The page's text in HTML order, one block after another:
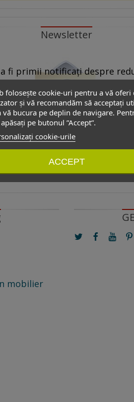
folosește cookie-uri pentru a vă oferi
și vă recomandăm să acceptați
bucura pe deplin de navigare.
pe butonul ”Accept”.
cookie-urile
ACCEPT
Newsletter
fi primii notificați despre
este suficient să dați ”click” pe
”dezabonare” din formularul de contact.
în acest formular să poată fi folosite
mobilier